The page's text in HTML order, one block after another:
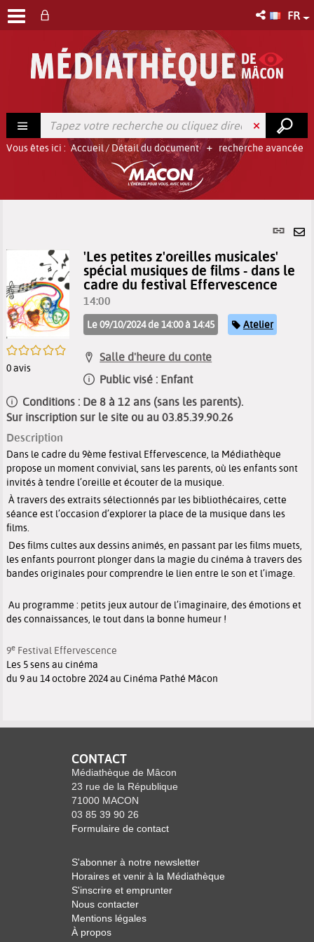
FR
recherche avancée
Vous êtes ici : Accueil/ Détail du document
Lien
/5
0avis
'Les petites z'oreilles musicales'
spécial musiques de films - dans le
cadre du festival Effervescence
14:00
Le 09/10/2024 de 14:00 à 14:45 Catégorie
Atelier
Salle d'heure du conte
Public visé : Enfant
Conditions : De 8 à 12 ans (sans les parents).
Sur inscription sur le site ou au 03.85.39.90.26
Description
Dans le cadre du 9ème festival Effervescence, la Médiathèque
propose un moment convivial, sans les parents, où les enfants sont
invités à tendre l’oreille et écouter de la musique.
À travers des extraits sélectionnés par les bibliothécaires, cette
séance est l’occasion d’explorer la place de la musique dans les
films.
Des films cultes aux dessins animés, en passant par les films muets,
les enfants pourront plonger dans la magie du cinéma à travers des
bandes originales pour comprendre le lien entre le son et l’image.
Au programme : petits jeux autour de l’imaginaire, des émotions et
des connaissances, le tout dans la bonne humeur !
9e Festival Effervescence
Les 5 sens au cinéma
du 9 au 14 octobre 2024 au Cinéma Pathé Mâcon
CONTACT
Médiathèque de Mâcon
23 rue de la République
71000 MACON
03 85 39 90 26
Formulaire de contact
S'abonner à notre newsletter
Horaires et venir à la Médiathèque
S'inscrire et emprunter
Nous contacter
Mentions légales
À propos